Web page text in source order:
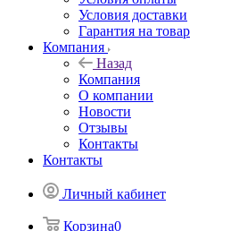
Условия доставки
Гарантия на товар
Компания
Назад
Компания
О компании
Новости
Отзывы
Контакты
Контакты
Личный кабинет
Корзина0